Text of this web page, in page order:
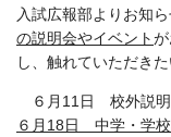
入試広報部よりお知
の説明会やイベント
し、触れていただきた
６月11日 校外
６月18日 中学・学